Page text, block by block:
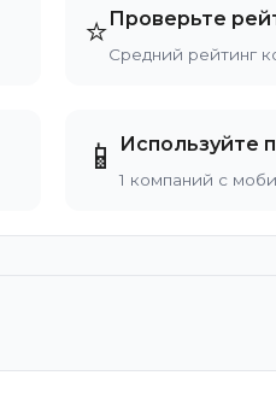
⭐Проверьте
Средний рейтинг
📱 Используйте
1 компаний с